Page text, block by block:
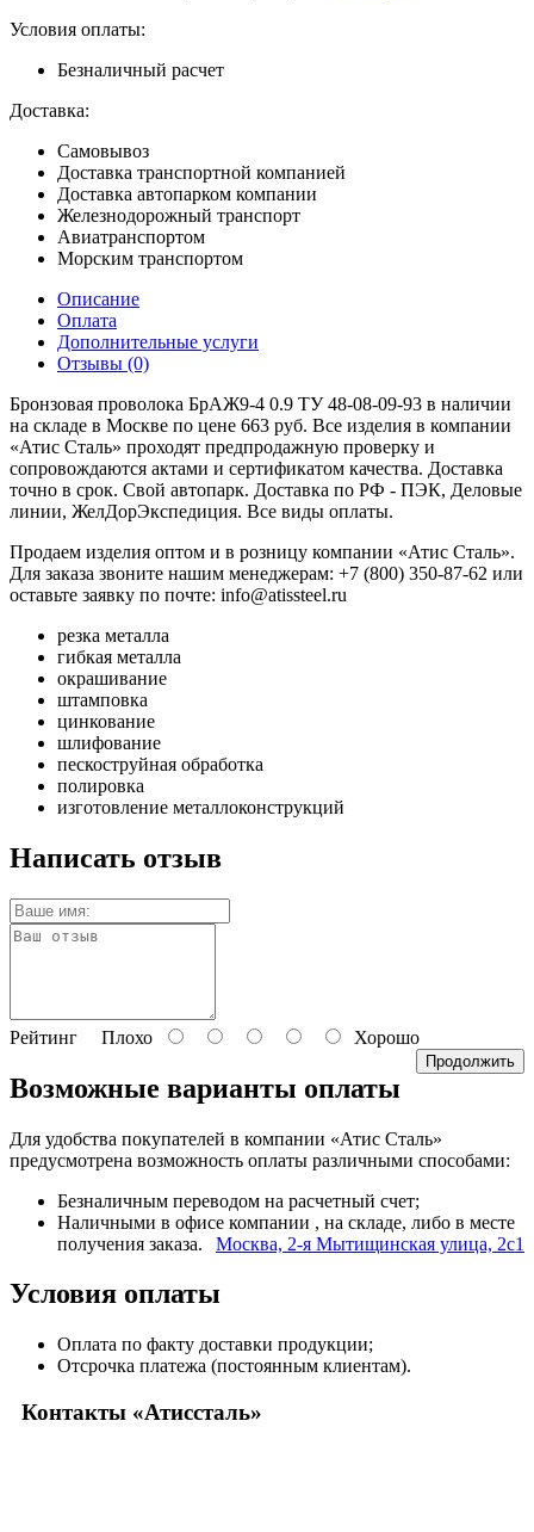
Условия оплаты:
Безналичный расчет
Доставка:
Самовывоз
Доставка транспортной компанией
Доставка автопарком компании
Железнодорожный транспорт
Авиатранспортом
Морским транспортом
Описание
Оплата
Дополнительные услуги
Отзывы (0)
Бронзовая проволока БрАЖ9-4 0.9 ТУ 48-08-09-93 в наличии
на складе в Москве по цене 663 руб. Все изделия в компании
«Атис Сталь» проходят предпродажную проверку и
сопровождаются актами и сертификатом качества. Доставка
точно в срок. Свой автопарк. Доставка по РФ - ПЭК, Деловые
линии, ЖелДорЭкспедиция. Все виды оплаты.
Продаем изделия оптом и в розницу компании «Атис Сталь».
Для заказа звоните нашим менеджерам: +7 (800) 350-87-62 или
оставьте заявку по почте: info@atissteel.ru
резка металла
гибкая металла
окрашивание
штамповка
цинкование
шлифование
пескоструйная обработка
полировка
изготовление металлоконструкций
Написать отзыв
Рейтинг Плохо Хорошо
Продолжить
Возможные варианты оплаты
Для удобства покупателей в компании «Атис Сталь»
предусмотрена возможность оплаты различными способами:
Безналичным переводом на расчетный счет;
Наличными в офисе компании
Москва, 2-я Мытищинская улица, 2с1
, на складе, либо в месте
получения заказа.
Условия оплаты
Оплата по факту доставки продукции;
Отсрочка платежа (постоянным клиентам).
Контакты «Атиссталь»